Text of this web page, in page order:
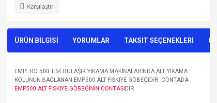
Karşılaştır
ÜRÜN BİLGİSİ YORUMLAR TAKSİT SEÇENEKLERİ
EMPERO 500 TBK BULAŞIK YIKAMA MAKİNALARINDA ALT YIKAMA
KOLUNUN BAĞLANAN EMP500 ALT FISKIYE GÖBEĞİDİR. CONTADA
EMP500 ALT FISKIYE GÖBEĞİNİN CONTASI DIR.